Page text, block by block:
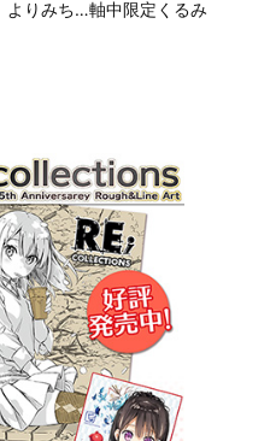
よりみち…軸中限定くるみ